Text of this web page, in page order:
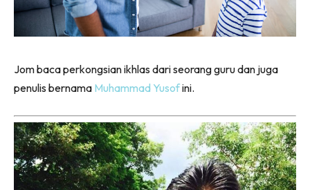
Jom baca perkongsian ikhlas dari seorang guru dan juga
penulis bernama Muhammad Yusofini.